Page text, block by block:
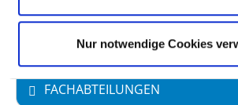
Nur notwendige Cookies
Maximilians Universität
FACHABTEILUNGEN